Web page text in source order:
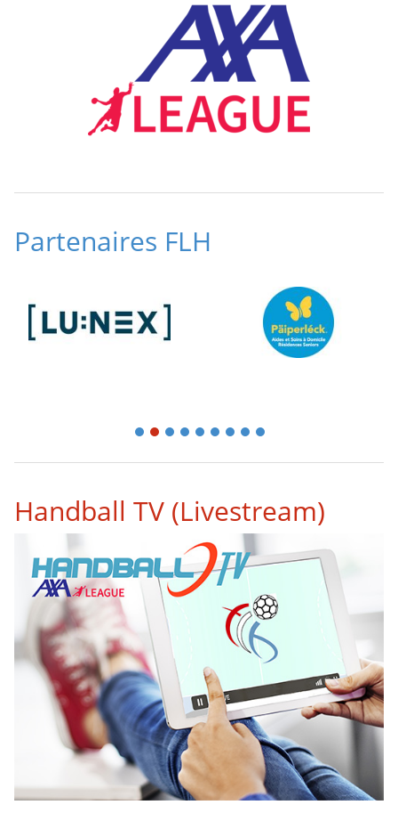
Partenaires FLH
1 2 3 4 5 6 7 8 9
Handball TV (Livestream)